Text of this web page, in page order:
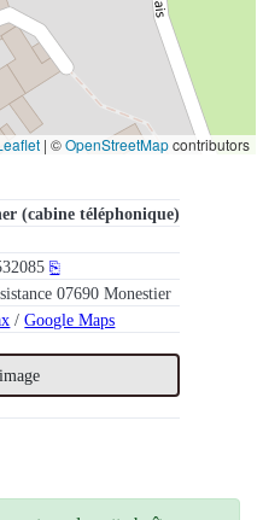
(cabine téléphonique)
⎘
07690 Monestier
/Google Maps
| ©OpenStreetMapcontributors